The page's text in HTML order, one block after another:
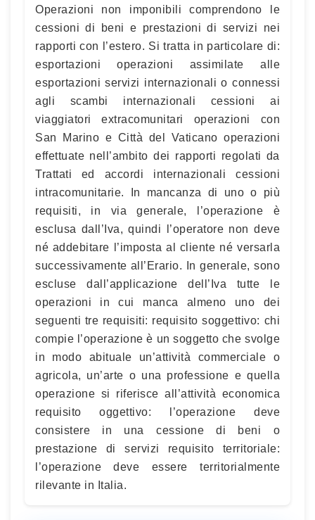
Operazioni non imponibili comprendono le
cessioni di beni e prestazioni di servizi nei
rapporti con l’estero. Si tratta in particolare di:
esportazioni operazioni assimilate alle
esportazioni servizi internazionali o connessi
agli scambi internazionali cessioni ai
viaggiatori extracomunitari operazioni con
San Marino e Città del Vaticano operazioni
effettuate nell’ambito dei rapporti regolati da
Trattati ed accordi internazionali cessioni
intracomunitarie. In mancanza di uno o più
requisiti, in via generale, l’operazione è
esclusa dall’Iva, quindi l’operatore non deve
né addebitare l’imposta al cliente né versarla
successivamente all’Erario. In generale, sono
escluse dall’applicazione dell’Iva tutte le
operazioni in cui manca almeno uno dei
seguenti tre requisiti: requisito soggettivo: chi
compie l’operazione è un soggetto che svolge
in modo abituale un’attività commerciale o
agricola, un’arte o una professione e quella
operazione si riferisce all’attività economica
requisito oggettivo: l’operazione deve
consistere in una cessione di beni o
prestazione di servizi requisito territoriale:
l’operazione deve essere territorialmente
rilevante in Italia.